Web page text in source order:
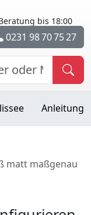
bis 18:00
0231 98 70 75 27
Anleitung
matt maßgenau